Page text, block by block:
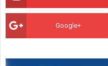
Google+